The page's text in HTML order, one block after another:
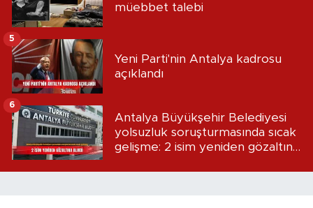
müebbet talebi
Yeni Parti'nin Antalya kadrosu
açıklandı
5
Antalya Büyükşehir Belediyesi
yolsuzluk soruşturmasında sıcak
gelişme: 2 isim yeniden gözaltına
6